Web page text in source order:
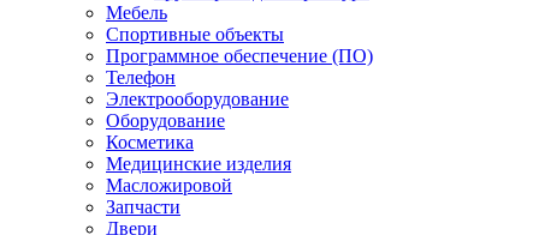
Мебель
Спортивные объекты
Программное обеспечение (ПО)
Телефон
Электрооборудование
Оборудование
Косметика
Медицинские изделия
Масложировой
Запчасти
Двери